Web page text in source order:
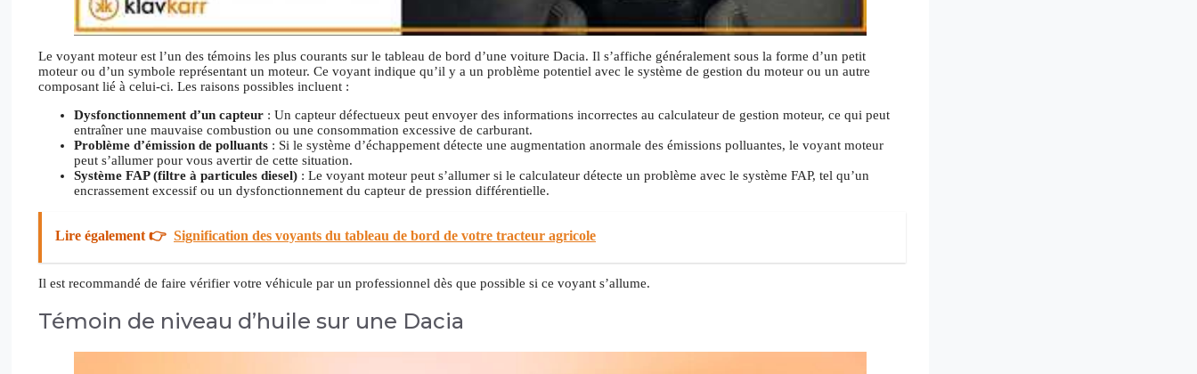
Le voyant moteur est l’un des témoins les plus courants sur le tableau de bord d’une voiture Dacia. Il s’affiche généralement sous la forme d’un petit
moteur ou d’un symbole représentant un moteur. Ce voyant indique qu’il y a un problème potentiel avec le système de gestion du moteur ou un autre
composant lié à celui-ci. Les raisons possibles incluent :
Dysfonctionnement d’un capteur : Un capteur défectueux peut envoyer des informations incorrectes au calculateur de gestion moteur, ce qui peut
entraîner une mauvaise combustion ou une consommation excessive de carburant.
Problème d’émission de polluants : Si le système d’échappement détecte une augmentation anormale des émissions polluantes, le voyant moteur
peut s’allumer pour vous avertir de cette situation.
Système FAP (filtre à particules diesel) : Le voyant moteur peut s’allumer si le calculateur détecte un problème avec le système FAP, tel qu’un
encrassement excessif ou un dysfonctionnement du capteur de pression différentielle.
Lire également 👉 Signification des voyants du tableau de bord de votre tracteur agricole
Il est recommandé de faire vérifier votre véhicule par un professionnel dès que possible si ce voyant s’allume.
Témoin de niveau d’huile sur une Dacia